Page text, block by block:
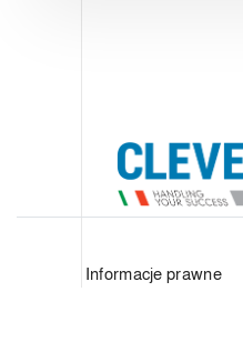
Informacje prawne